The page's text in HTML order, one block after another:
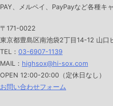
PAY、メルペイ、PayPayなど各種キ
〒171-0022
東京都豊島区南池袋2丁目14-12 山口
TEL： 03-6907-1139
MAIL： highsox@hi-sox.com
OPEN 12:00-20:00（定休日なし）
お問い合わせフォーム